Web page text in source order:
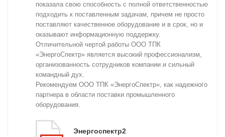
показала свою способность с полной ответственностью
подходить к поставленным задачам, причем не просто
поставляют качественное оборудование и в срок, но и
оказывают информационную поддержку.
Отличительной чертой работы ООО ТПК
«ЭнергоСпектр» является высокий профессионализм,
организованность сотрудников компании и сильный
командный дух.
Рекомендуем ООО ТПК «ЭнергоСпектр», как надежного
партнера в области поставки промышленного
оборудования.
Энергоспектр2